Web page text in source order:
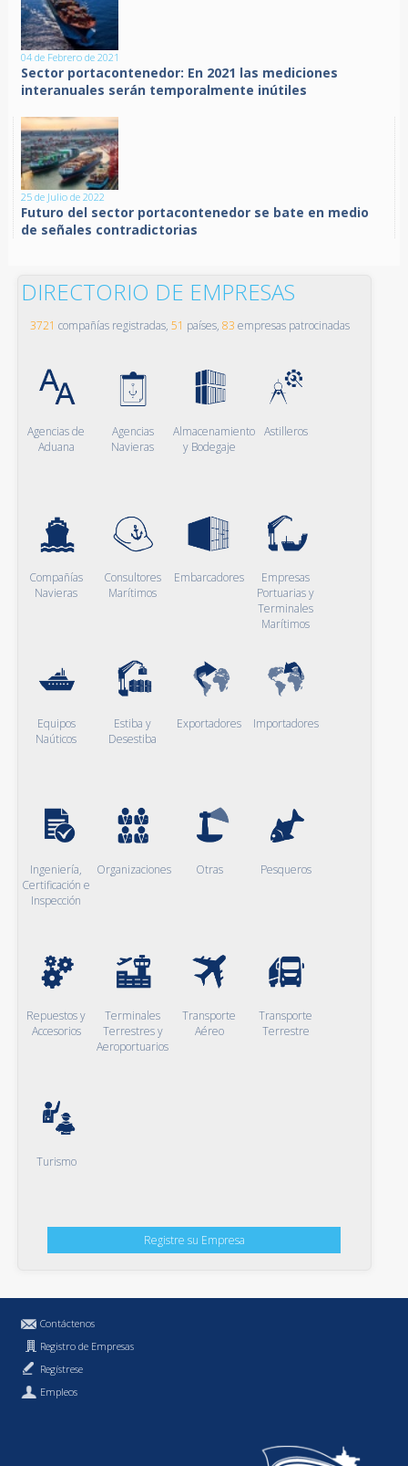
04 de Febrero de 2021
Sector portacontenedor: En 2021 las mediciones
interanuales serán temporalmente inútiles
25 de Julio de 2022
Futuro del sector portacontenedor se bate en medio
de señales contradictorias
DIRECTORIO DE EMPRESAS
3721 compañías registradas, 51 países, 83 empresas patrocinadas
Agencias de
Aduana
Agencias
Navieras
Almacenamiento
y Bodegaje
Astilleros
Compañías
Navieras
Consultores
Marítimos
Embarcadores
Empresas
Portuarias y
Terminales
Marítimos
Equipos
Naúticos
Estiba y
Desestiba
Exportadores Importadores
Ingeniería,
Certificación e
Inspección
Organizaciones Otras Pesqueros
Repuestos y
Accesorios
Terminales
Terrestres y
Aeroportuarios
Transporte
Aéreo
Transporte
Terrestre
Turismo
Registre su Empresa
Contáctenos
Registro de Empresas
Regístrese
Empleos